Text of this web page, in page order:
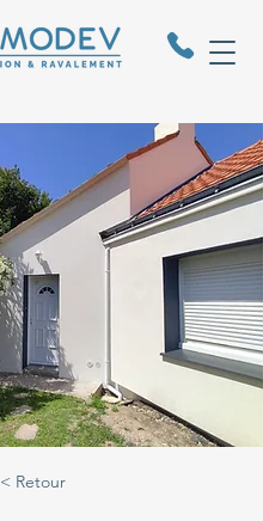
< Retour